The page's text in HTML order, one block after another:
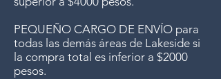
no aceptamos devoluciones de
artículos en oferta.
Anteriormente hacíamos envíos
gratis a Guadalajara pero ya no
PEQUEÑO CARGO DE ENVÍO para
todas las demás áreas de Lakeside si
la compra total es inferior a $2000
pesos.